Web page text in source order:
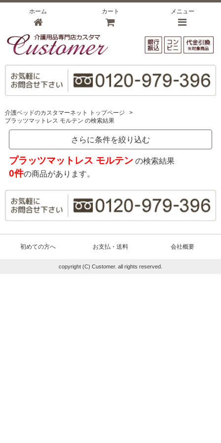
ホーム カート メニュー
介護ベッドのカスタマーネット トップページ >
プラッツマットレス モルテン の検索結果
さらに条件を絞り込む
プラッツマットレス モルテンの検索結果
0件の商品があります。
初めての方へ お支払・送料 会社概要
copyright (C) Customer. all rights reserved.